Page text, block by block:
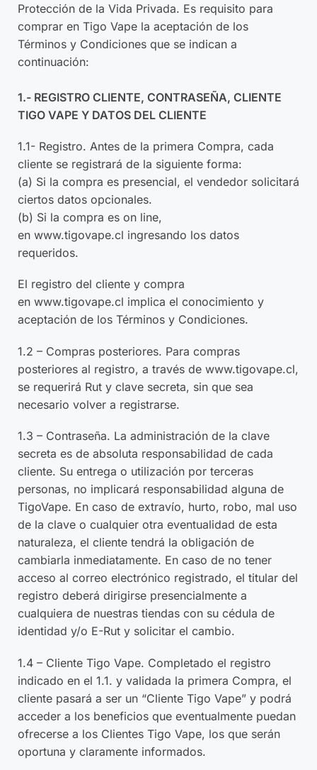
Protección de la Vida Privada. Es requisito para
comprar en Tigo Vape la aceptación de los
Términos y Condiciones que se indican a
continuación:
1.- REGISTRO CLIENTE, CONTRASEÑA, CLIENTE
TIGO VAPE Y DATOS DEL CLIENTE
1.1- Registro. Antes de la primera Compra, cada
cliente se registrará de la siguiente forma:
(a) Si la compra es presencial, el vendedor solicitará
ciertos datos opcionales.
(b) Si la compra es on line,
en www.tigovape.cl ingresando los datos
requeridos.
El registro del cliente y compra
en www.tigovape.cl implica el conocimiento y
aceptación de los Términos y Condiciones.
1.2 – Compras posteriores. Para compras
posteriores al registro, a través de www.tigovape.cl,
se requerirá Rut y clave secreta, sin que sea
necesario volver a registrarse.
1.3 – Contraseña. La administración de la clave
secreta es de absoluta responsabilidad de cada
cliente. Su entrega o utilización por terceras
personas, no implicará responsabilidad alguna de
TigoVape. En caso de extravío, hurto, robo, mal uso
de la clave o cualquier otra eventualidad de esta
naturaleza, el cliente tendrá la obligación de
cambiarla inmediatamente. En caso de no tener
acceso al correo electrónico registrado, el titular del
registro deberá dirigirse presencialmente a
cualquiera de nuestras tiendas con su cédula de
identidad y/o E-Rut y solicitar el cambio.
1.4 – Cliente Tigo Vape. Completado el registro
indicado en el 1.1. y validada la primera Compra, el
cliente pasará a ser un “Cliente Tigo Vape” y podrá
acceder a los beneficios que eventualmente puedan
ofrecerse a los Clientes Tigo Vape, los que serán
oportuna y claramente informados.